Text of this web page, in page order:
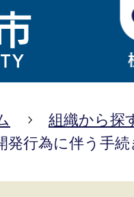
組織から探
発行為に伴う手